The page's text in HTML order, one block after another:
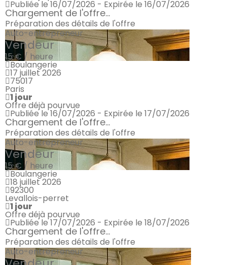
Publiée le 16/07/2026 - Expirée le 16/07/2026
Chargement de l'offre...
Préparation des détails de l'offre
Auto-entrepreneur
Vendeur
15 € / heure
Boulangerie
17 juillet 2026
75017
Paris
1 jour
Offre déjà pourvue
Publiée le 16/07/2026 - Expirée le 17/07/2026
Chargement de l'offre...
Préparation des détails de l'offre
Auto-entrepreneur
Vendeur
15 € / heure
Boulangerie
18 juillet 2026
92300
Levallois-perret
1 jour
Offre déjà pourvue
Publiée le 17/07/2026 - Expirée le 18/07/2026
Chargement de l'offre...
Préparation des détails de l'offre
Auto-entrepreneur